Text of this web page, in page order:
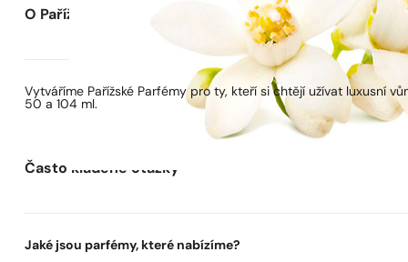
O Pařížských Parfémech
Vytváříme Pařížské Parfémy pro ty, kteří si chtějí užívat luxusní
50 a 104 ml.
Často kladené otázky
Jaké jsou parfémy, které nabízíme?